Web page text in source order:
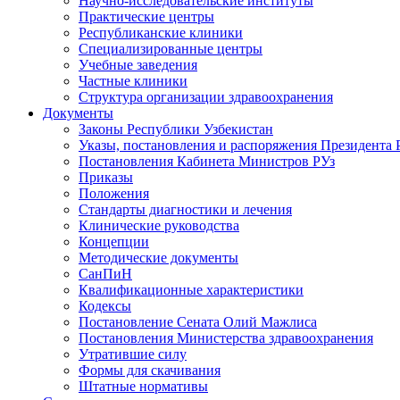
Практические центры
Республиканские клиники
Специализированные центры
Учебные заведения
Частные клиники
Структура организации здравоохранения
Документы
Законы Республики Узбекистан
Указы, постановления и распоряжения Президента
Постановления Кабинета Министров РУз
Приказы
Положения
Стандарты диагностики и лечения
Клинические руководства
Концепции
Методические документы
СанПиН
Квалификационные характеристики
Кодексы
Постановление Сената Олий Мажлиса
Постановления Министерства здравоохранения
Утратившие силу
Формы для скачивания
Штатные нормативы